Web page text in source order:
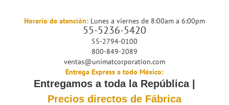
Horario de atención: Lunes a viernes de 8:00am a 6:00pm
55-5236-5420
55-2794-0100
800-849-2089
ventas@unimatcorporation.com
Entrega Express a todo México:
Entregamos a toda la República |
Precios directos de Fábrica